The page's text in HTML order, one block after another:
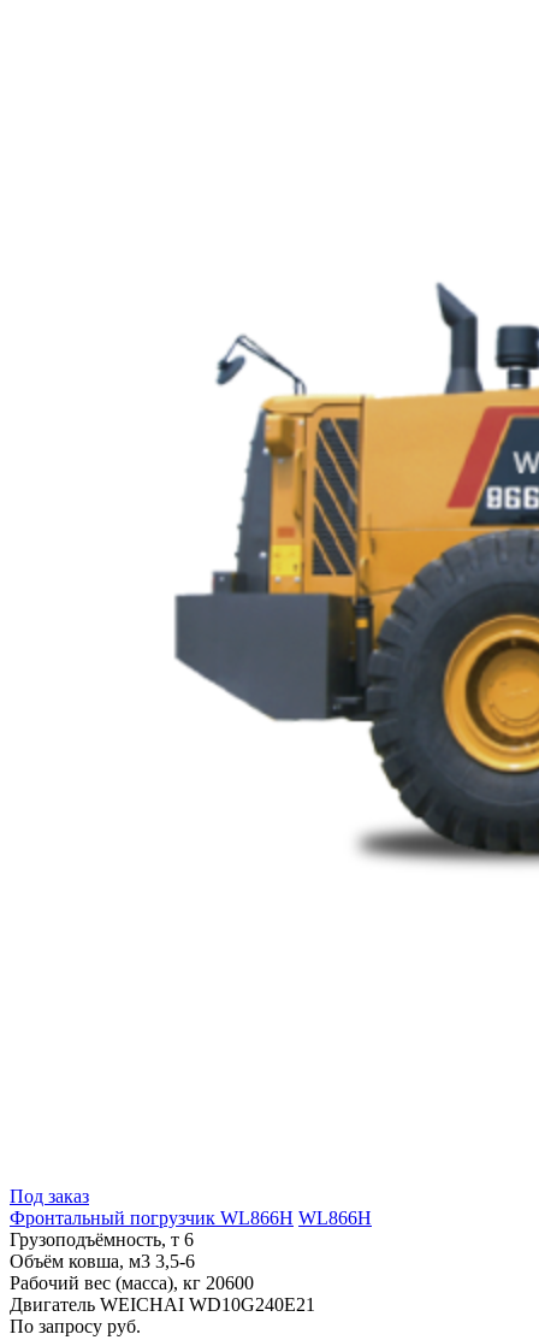
Под заказ
Фронтальный погрузчик WL866H WL866H
Грузоподъёмность, т 6
Объём ковша, м3 3,5-6
Рабочий вес (масса), кг 20600
Двигатель WEICHAI WD10G240E21
По запросу руб.